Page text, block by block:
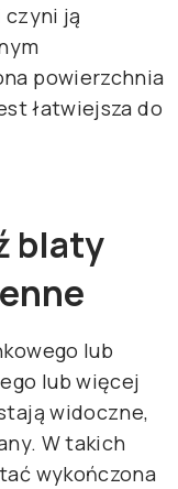
ją
powierzchnia
łatwiejsza do
blaty
lub
lub więcej
widoczne,
W takich
wykończona